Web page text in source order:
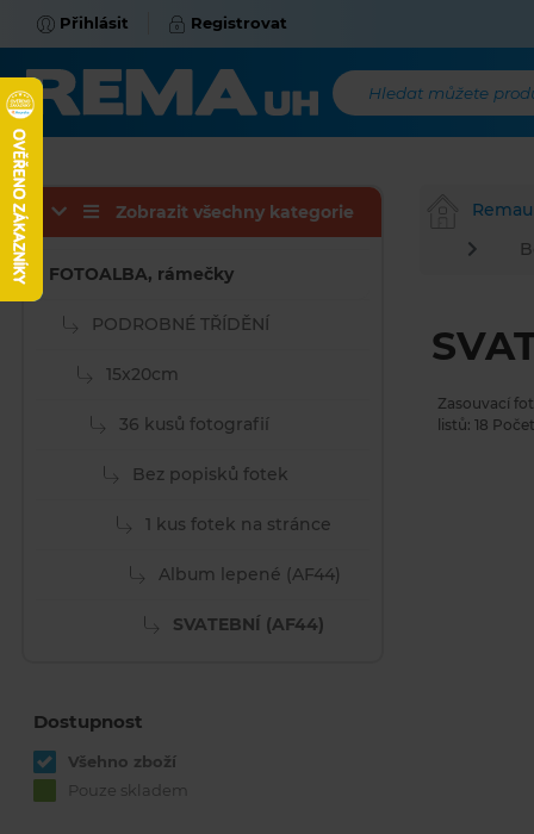
Přihlásit Registrovat
Hledat můžete
Zasouvací
listů: 18
Zobrazit všechny kategorie
FOTOALBA, rámečky
PODROBNÉ TŘÍDĚNÍ
15x20cm
36 kusů fotografií
Bez popisků fotek
1 kus fotek na stránce
Album lepené (AF44)
SVATEBNÍ (AF44)
Dostupnost
Všehno zboží
Pouze skladem